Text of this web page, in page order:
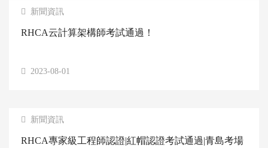
新聞資訊
RHCA云計算架構師考試通過！
2023-08-01
新聞資訊
RHCA專家級工程師認證|紅帽認證考試通過|青島考場